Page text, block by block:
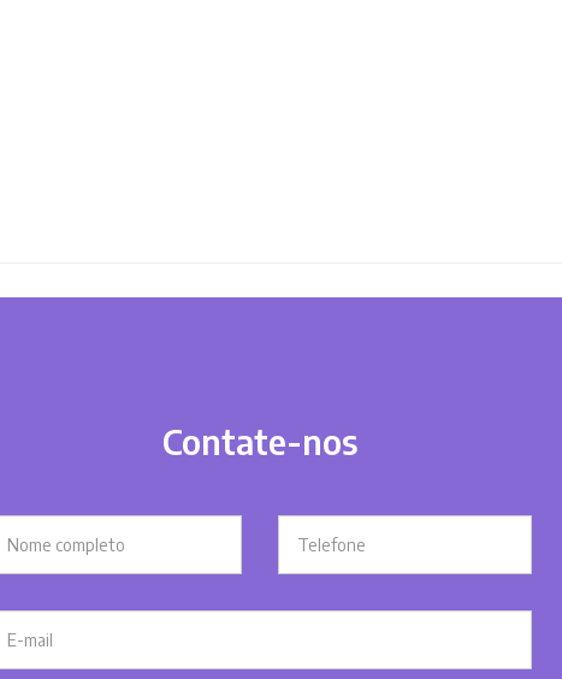
Contate-nos